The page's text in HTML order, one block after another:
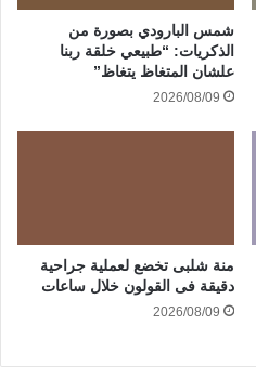
شمس البارودي بصورة من
الذكريات: “طبيعي خلقة ربنا
علشان المتغاظ يتغاظ”
2026/08/09
منة شلبى تخضع لعملية جراحية
دقيقة فى القولون خلال ساعات
2026/08/09